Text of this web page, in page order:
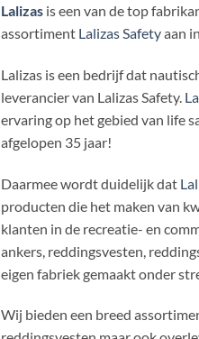
Lalizasis een van de top
assortiment Lalizas Safetyaan
Lalizas is een bedrijf dat
leverancier van Lalizas Safety.
ervaring op het gebied van life
afgelopen 35 jaar!
Daarmee wordt duidelijk dat
producten die het maken van
klanten in de recreatie- en
ankers, reddingsvesten,
eigen fabriek gemaakt onder
Wij bieden een breed